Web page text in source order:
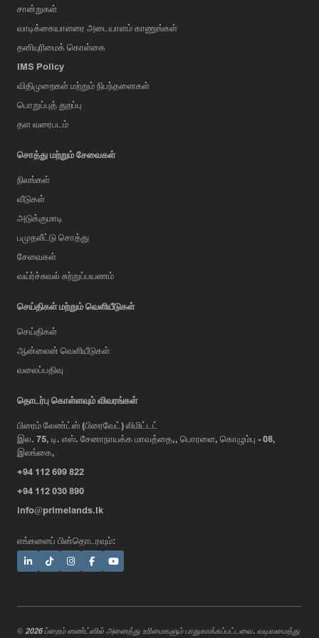
சான்றுகள்
வாடிக்கையாளரை அடையாளம் காணுங்கள்
தனியுரிமைக் கொள்கை
IMS Policy
விதிமுறைகள் மற்றும் நிபந்தனைகள்
பொறுப்புத் துறப்பு
தள வரைபடம்
சொத்து மற்றும் சேவைகள்
நிலங்கள்
வீடுகள்
அடுக்குமாடி
பமுதலீட்டு சொத்து
சேவைகள்
வய்ர்ச்சுவல் சுற்றுப்பயணம்
செய்திகள் மற்றும் வெளியீடுகள்
செய்திகள்
ஆன்லைன் வெளியீடுகள்
வலைப்பதிவு
தொடர்பு கொள்ளவும் விவரங்கள்
பிரைம் லேண்ட்ஸ் (பிரைவேட்) லிமிட்டட்
இல. 75, டி. எஸ். சேனாநாயக்க மாவத்தை,, பொரளை, கொழும்பு - 08,
இலங்கை,
+94 112 699 822
+94 112 030 890
info@primelands.lk
எங்களைப் பின்தொடரவும்:
© 2026 ப்றைம் ஸண்ட்ஸில் அனைத்து உரிமைகளும் பாதுகாக்கப்பட்டவை. வடிவமைத்து
AI Assistant
message below and I'll be happy to